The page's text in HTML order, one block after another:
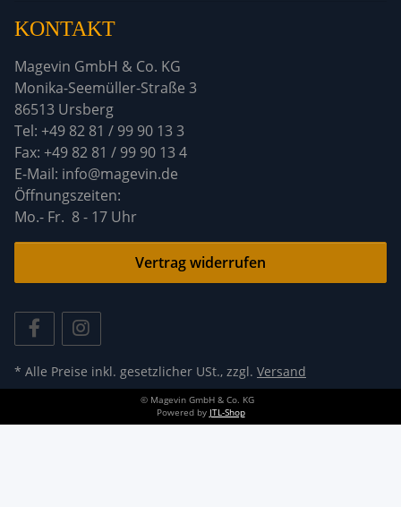
KONTAKT
Magevin GmbH & Co. KG
Monika-Seemüller-Straße 3
86513 Ursberg
Tel: +49 82 81 / 99 90 13 3
Fax: +49 82 81 / 99 90 13 4
E-Mail: info@magevin.de
Mo.- Fr. 8 - 17 Uhr
Vertrag widerrufen
* Alle Preise inkl. gesetzlicher USt., zzgl. Versand
© Magevin GmbH & Co. KG
Powered by JTL-Shop